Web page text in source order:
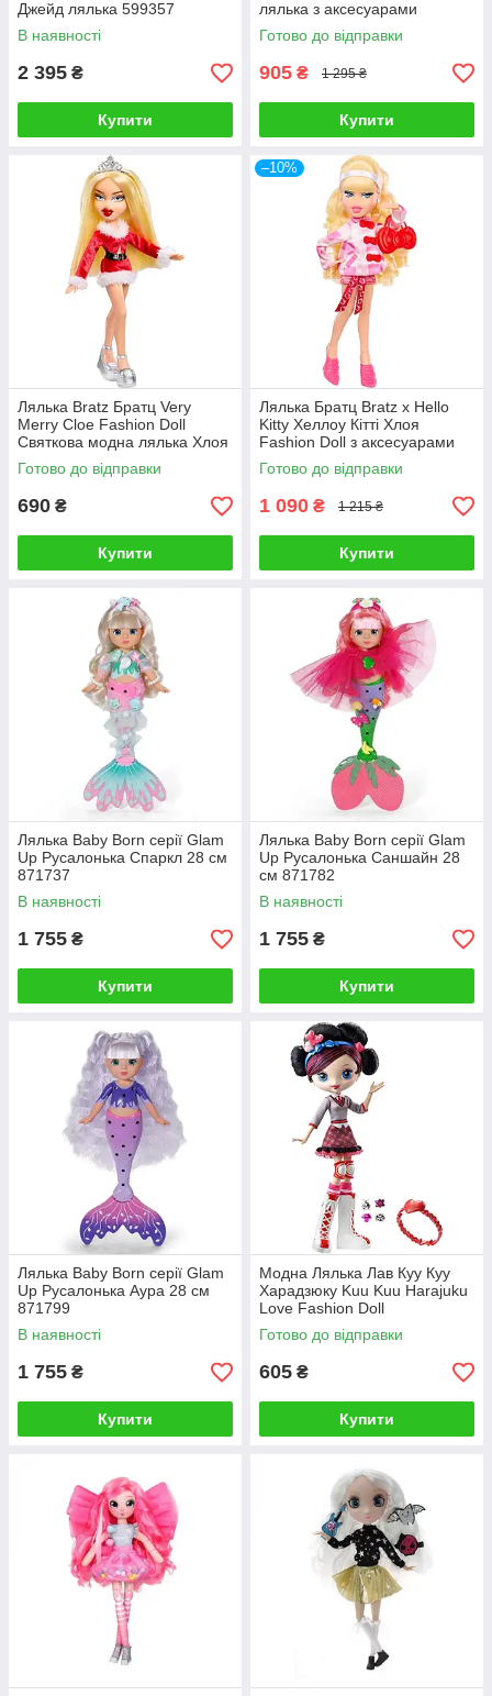
Джейд лялька 599357
В наявності
2 395 ₴
Купити
лялька з аксесуарами
Готово до відправки
905 ₴ 1 295 ₴
Купити
Лялька Bratz Братц Very
Merry Cloe Fashion Doll
Святкова модна лялька Хлоя
Готово до відправки
690 ₴
Купити
–10%
Лялька Братц Bratz x Hello
Kitty Хеллоу Кітті Хлоя
Fashion Doll з аксесуарами
Готово до відправки
1 090 ₴ 1 215 ₴
Купити
Лялька Baby Born серії Glam
Up Русалонька Спаркл 28 см
871737
В наявності
1 755 ₴
Купити
Лялька Baby Born серії Glam
Up Русалонька Саншайн 28
см 871782
В наявності
1 755 ₴
Купити
Лялька Baby Born серії Glam
Up Русалонька Аура 28 см
871799
В наявності
1 755 ₴
Купити
Модна Лялька Лав Куу Куу
Харадзюку Kuu Kuu Harajuku
Love Fashion Doll
Готово до відправки
605 ₴
Купити